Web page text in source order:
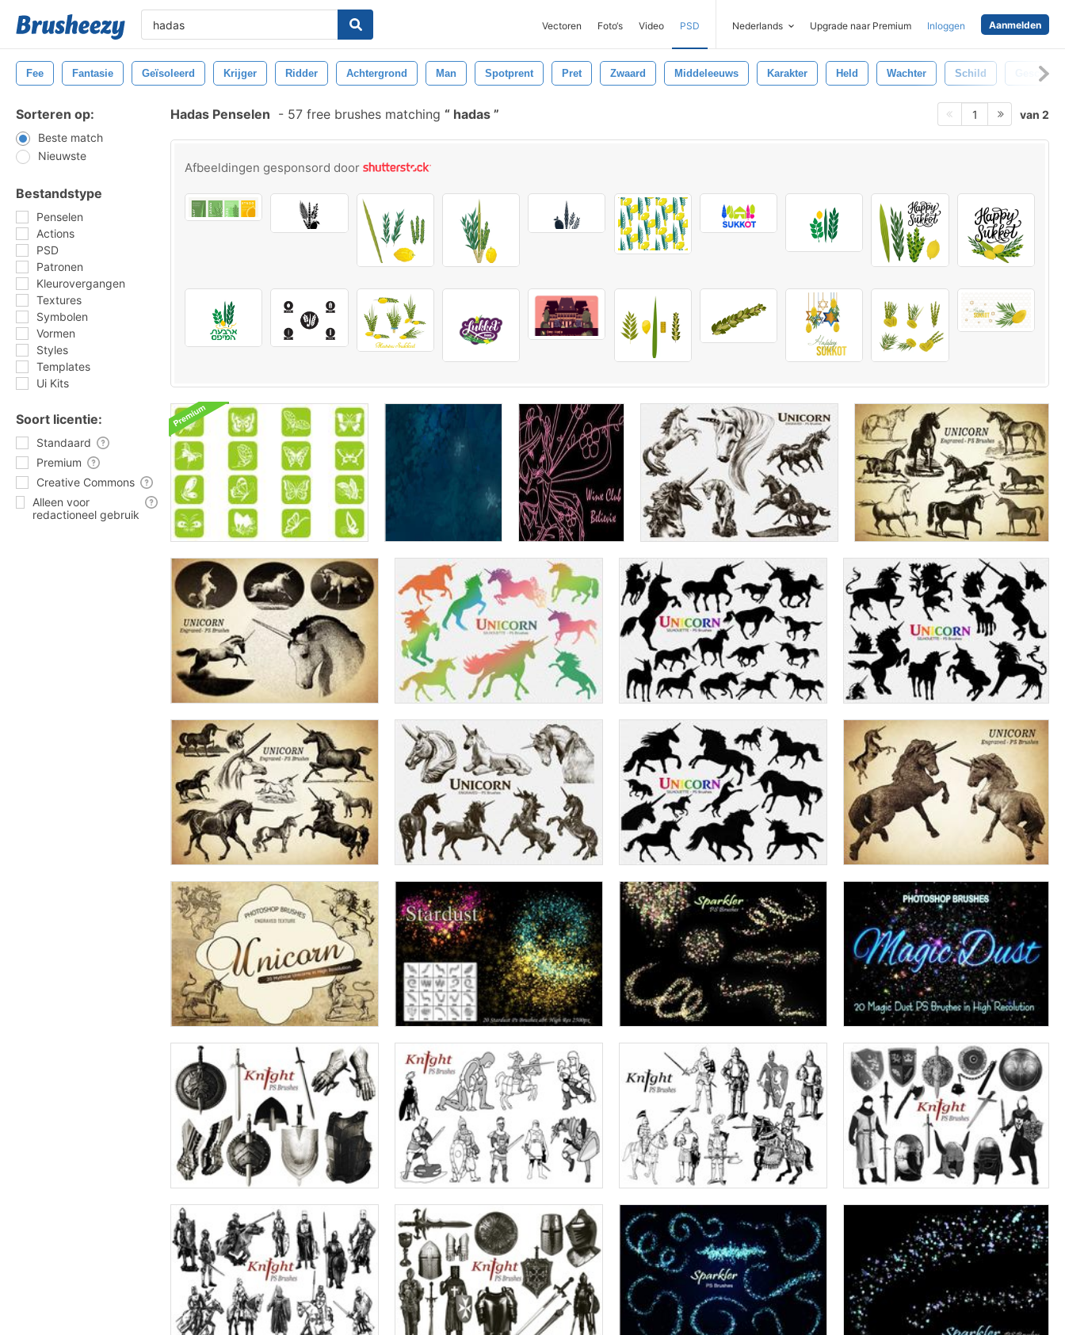
Vectoren Foto‘s Video PSD Nederlands Upgrade naar Premium Inloggen Aanmelden
Fee Fantasie Geïsoleerd Krijger Ridder Achtergrond Man Spotprent Pret Zwaard Middeleeuws Karakter Held Wachter Schild
Sorteren op:
Beste match
Nieuwste
Bestandstype
Penselen
Actions
PSD
Patronen
Kleurovergangen
Textures
Symbolen
Vormen
Styles
Templates
Ui Kits
Soort licentie:
Standaard
Premium
Creative Commons
Alleen voor
redactioneel gebruik
Hadas Penselen - 57 free brushes matching hadas 1 van 2
Afbeeldingen gesponsord door